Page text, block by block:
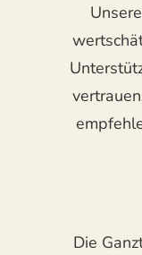
Die